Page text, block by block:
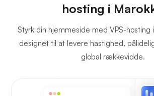
hosting i
Styrk din hjemmeside med VPS-hosting
designet til at levere hastighed,
global rækkevidde.